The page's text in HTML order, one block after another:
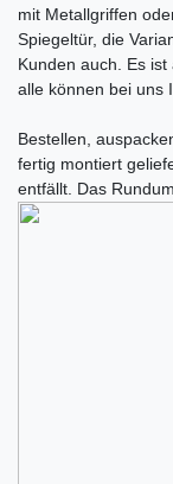
mit Metallgriffen
Spiegeltür, die
Kunden auch. Es
alle können bei uns
Bestellen,
fertig montiert
entfällt. Das